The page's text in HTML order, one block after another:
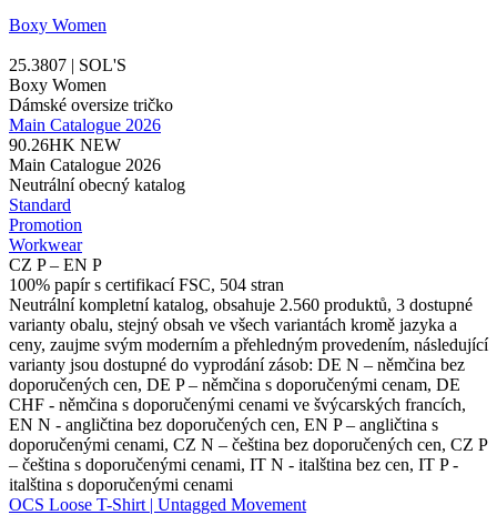
Boxy Women
25.3807 | SOL'S
Boxy Women
Dámské oversize tričko
Main Catalogue 2026
90.26HK NEW
Main Catalogue 2026
Neutrální obecný katalog
Standard
Promotion
Workwear
CZ P – EN P
100% papír s certifikací FSC, 504 stran
Neutrální kompletní katalog, obsahuje 2.560 produktů, 3 dostupné
varianty obalu, stejný obsah ve všech variantách kromě jazyka a
ceny, zaujme svým moderním a přehledným provedením, následující
varianty jsou dostupné do vyprodání zásob: DE N – němčina bez
doporučených cen, DE P – němčina s doporučenými cenam, DE
CHF - němčina s doporučenými cenami ve švýcarských francích,
EN N - angličtina bez doporučených cen, EN P – angličtina s
doporučenými cenami, CZ N – čeština bez doporučených cen, CZ P
– čeština s doporučenými cenami, IT N - italština bez cen, IT P -
italština s doporučenými cenami
OCS Loose T-Shirt | Untagged Movement